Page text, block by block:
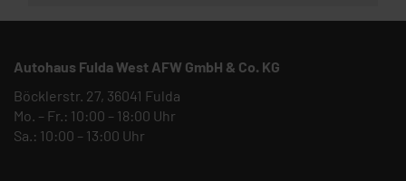
Autohaus Fulda West AFW GmbH & Co. KG
Böcklerstr. 27, 36041 Fulda
Mo. – Fr.: 10:00 – 18:00 Uhr
Sa.: 10:00 – 13:00 Uhr